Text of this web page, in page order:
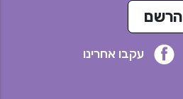
הרשם
עקבו אחרינו